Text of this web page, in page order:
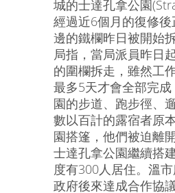
城的士達孔拿公園
經過近6個月的復修
邊的鐵欄昨日被開始
局指，當局派員昨日
的圍欄拆走，雖然工
最多5天才會全部完
園的步道、跑步徑、
數以百計的露宿者原
園搭篷，他們被迫離
士達孔拿公園繼續搭
度有300人居住。溫
政府後來達成合作協